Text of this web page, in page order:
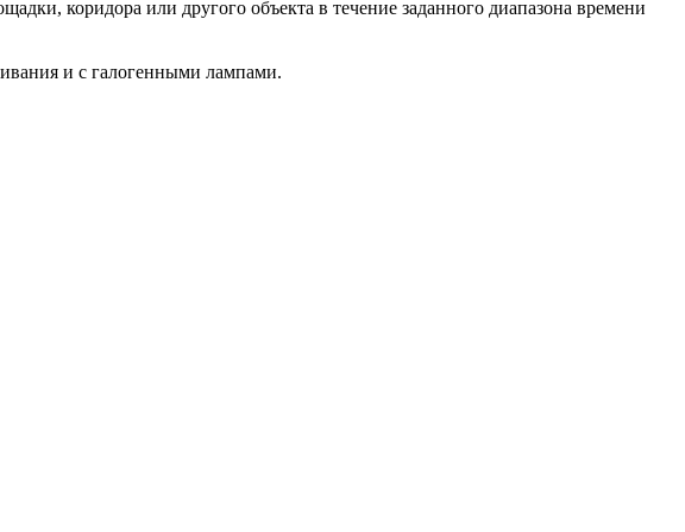
коридора или другого объекта в течение заданного диапазона времени
и с галогенными лампами.